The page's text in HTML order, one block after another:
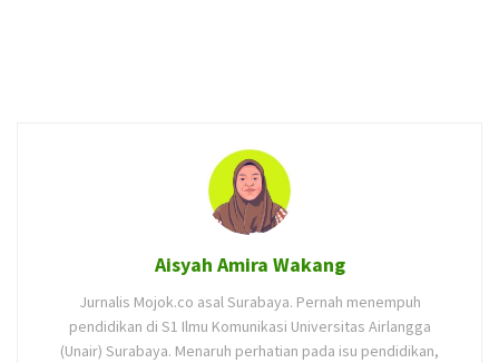
Aisyah Amira Wakang
Jurnalis Mojok.co asal Surabaya. Pernah menempuh
pendidikan di S1 Ilmu Komunikasi Universitas Airlangga
(Unair) Surabaya. Menaruh perhatian pada isu pendidikan,